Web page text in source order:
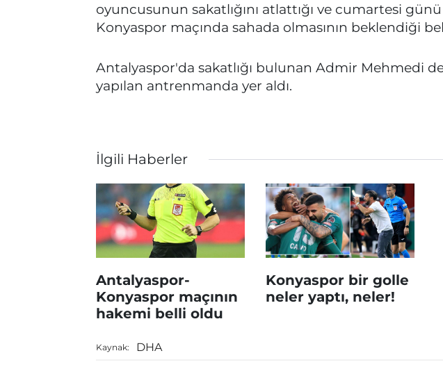
oyuncusunun sakatlığını atlattığı ve cumartesi
Konyaspor maçında sahada olmasının beklendiği
Antalyaspor'da sakatlığı bulunan Admir Mehmedi
yapılan antrenmanda yer aldı.
İlgili Haberler
Antalyaspor-
Konyaspor maçının
hakemi belli oldu
Konyaspor bir golle
neler yaptı, neler!
Kaynak: DHA